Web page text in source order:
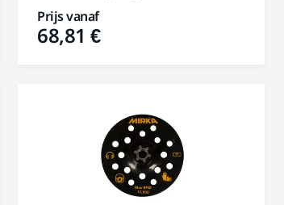
Prijs vanaf
68,81 €